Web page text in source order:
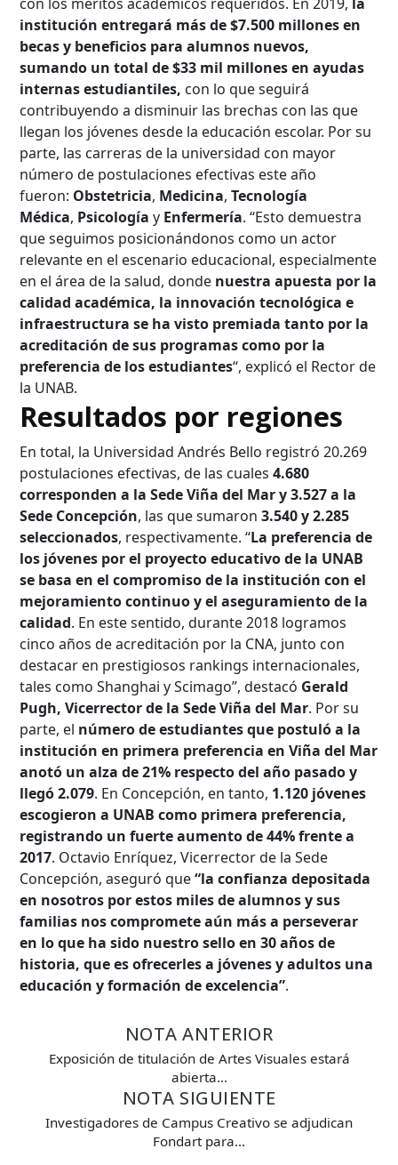
institución entregará más de $7.500 millones en
becas y beneficios para alumnos nuevos,
sumando un total de $33 mil millones en ayudas
internas estudiantiles, con lo que seguirá
contribuyendo a disminuir las brechas con las que
llegan los jóvenes desde la educación escolar. Por su
parte, las carreras de la universidad con mayor
número de postulaciones efectivas este año
fueron: Obstetricia, Medicina,Tecnología
Médica, Psicología y Enfermería. “Esto demuestra
que seguimos posicionándonos como un actor
relevante en el escenario educacional, especialmente
en el área de la salud, donde nuestra apuesta por la
calidad académica, la innovación tecnológica e
infraestructura se ha visto premiada tanto por la
acreditación de sus programas como por la
preferencia de los estudiantes“, explicó el Rector de
la UNAB.
Resultados por regiones
En total, la Universidad Andrés Bello registró 20.269
postulaciones efectivas, de las cuales4.680
corresponden a la Sede Viña del Mar y 3.527 a la
Sede Concepción, las que sumaron3.540 y 2.285
seleccionados, respectivamente. “La preferencia de
los jóvenes por el proyecto educativo de la UNAB
se basa en el compromiso de la institución con el
mejoramiento continuo y el aseguramiento de la
calidad. En este sentido, durante 2018 logramos
cinco años de acreditación por la CNA, junto con
destacar en prestigiosos rankings internacionales,
tales como Shanghai y Scimago”, destacó Gerald
Pugh, Vicerrector de la Sede Viña del Mar. Por su
parte, el número de estudiantes que postuló a la
institución en primera preferencia en Viña del Mar
anotó un alza de 21% respecto del año pasado y
llegó 2.079. En Concepción, en tanto, 1.120 jóvenes
escogieron a UNAB como primera preferencia,
registrando un fuerte aumento de 44% frente a
2017. Octavio Enríquez, Vicerrector de la Sede
Concepción, aseguró que“la confianza depositada
en nosotros por estos miles de alumnos y sus
familias nos compromete aún más a perseverar
en lo que ha sido nuestro sello en 30 años de
historia, que es ofrecerles a jóvenes y adultos una
educación y formación de excelencia”.
NOTA ANTERIOR
Exposición de titulación de Artes Visuales estará
abierta…
NOTA SIGUIENTE
Investigadores de Campus Creativo se adjudican
Fondart para…
Palabra clave
Desde...
Hasta...